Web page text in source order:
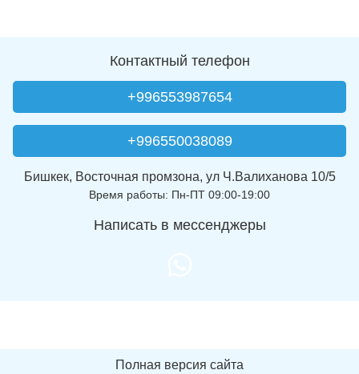
Контактный телефон
+996553987654
+996550038089
Бишкек, Восточная промзона, ул Ч.Валиханова 10/5
Время работы: Пн-ПТ 09:00-19:00
Написать в мессенджеры
Полная версия сайта